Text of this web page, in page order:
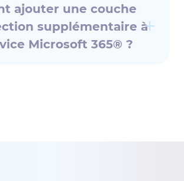
ajouter une couche
supplémentaire à
Microsoft 365® ?